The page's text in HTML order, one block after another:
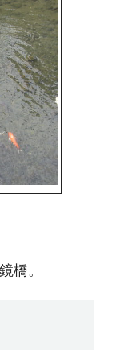
橋。